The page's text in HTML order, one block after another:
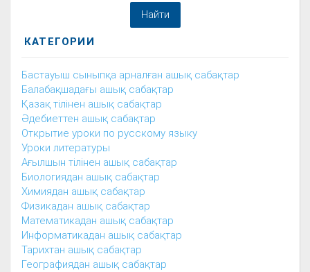
КАТЕГОРИИ
Бастауыш сыныпқа арналған ашық сабақтар
Балабақшадағы ашық сабақтар
Қазақ тілінен ашық сабақтар
Әдебиеттен ашық сабақтар
Открытие уроки по русскому языку
Уроки литературы
Ағылшын тілінен ашық сабақтар
Биологиядан ашық сабақтар
Химиядан ашық сабақтар
Физикадан ашық сабақтар
Математикадан ашық сабақтар
Информатикадан ашық сабақтар
Тарихтан ашық сабақтар
Географиядан ашық сабақтар